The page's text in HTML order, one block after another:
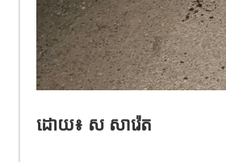
ដោយ៖ ស សារ៉េត